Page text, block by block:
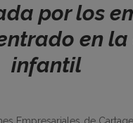
por los
en
infantil